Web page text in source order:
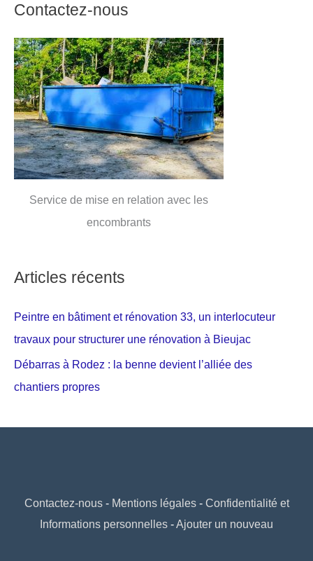
Contactez-nous
Service de mise en relation avec les
encombrants
Articles récents
Peintre en bâtiment et rénovation 33, un interlocuteur
travaux pour structurer une rénovation à Bieujac
Débarras à Rodez : la benne devient l’alliée des
chantiers propres
Contactez-nous- Mentions légales- Confidentialité et
Informations personnelles -Ajouter un nouveau